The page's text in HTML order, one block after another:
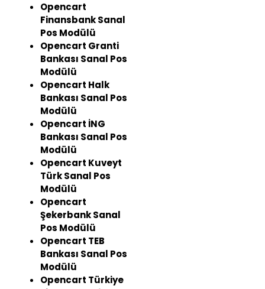
Opencart
Finansbank Sanal
Pos Modülü
Opencart Granti
Bankası Sanal Pos
Modülü
Opencart Halk
Bankası Sanal Pos
Modülü
Opencart İNG
Bankası Sanal Pos
Modülü
Opencart Kuveyt
Türk Sanal Pos
Modülü
Opencart
Şekerbank Sanal
Pos Modülü
Opencart TEB
Bankası Sanal Pos
Modülü
Opencart Türkiye